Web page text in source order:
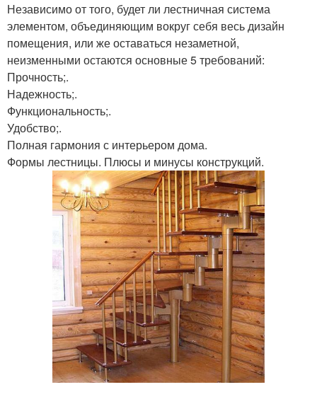
Независимо от того, будет ли лестничная система
элементом, объединяющим вокруг себя весь дизайн
помещения, или же оставаться незаметной,
неизменными остаются основные 5 требований:
Прочность;.
Надежность;.
Функциональность;.
Удобство;.
Полная гармония с интерьером дома.
Формы лестницы. Плюсы и минусы конструкций.